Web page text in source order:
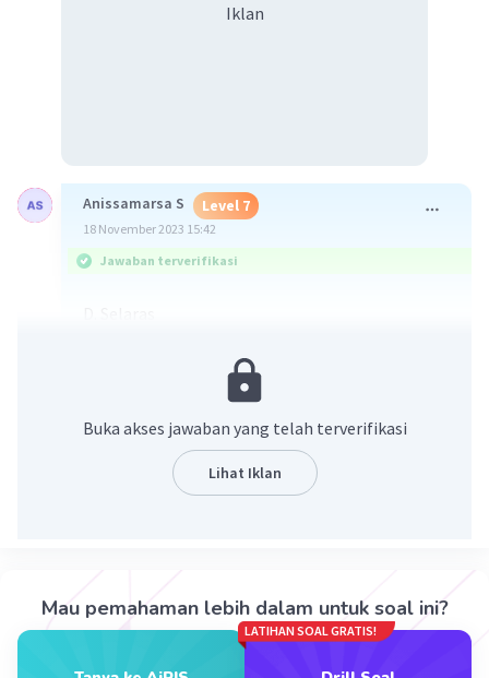
Iklan
Anissamarsa S Level 7
18 November 2023 15:42
Jawaban terverifikasi
karena Pancasila menekankan pentingnya
keberagaman dan keselarasan dalam kehidupan
bermasyarakat. Oleh karena itu, sikap yang
menekankan keselarasan (selaras) tidak selalu
harus dikembangkan dalam hubungan antara
individu dengan masyarakat menurut prinsip-
Master Teacher
19 November 2023 02:50
Buka akses jawaban yang telah terverifikasi
Lihat Iklan
Mau pemahaman lebih dalam untuk soal ini?
LATIHAN SOAL GRATIS!